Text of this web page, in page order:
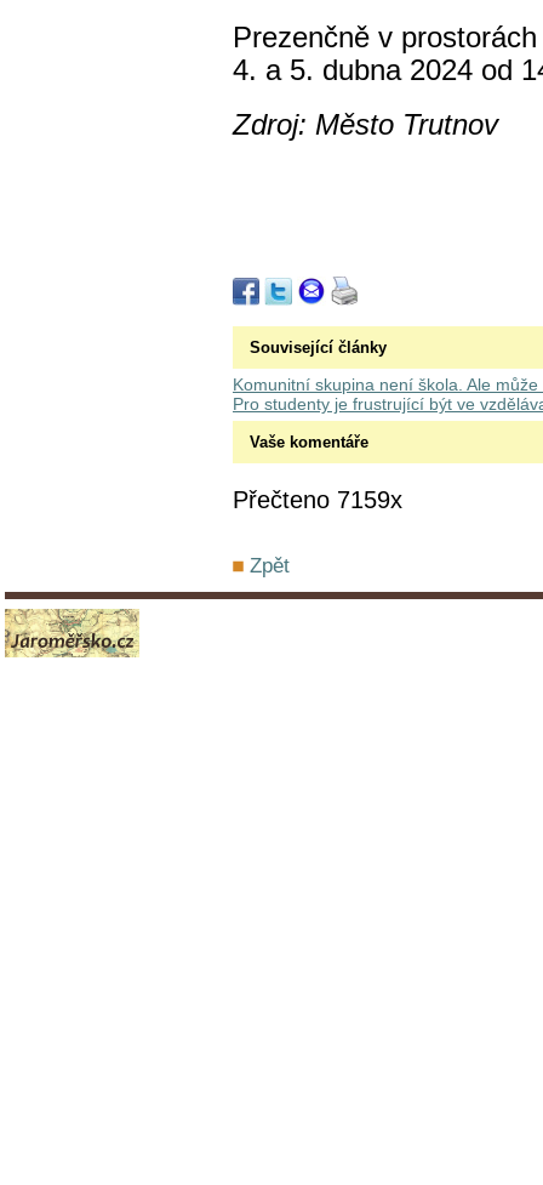
Prezenčně v
4. a 5. dubna 2024 od
Zdroj: Město Trutnov
Související články
Komunitní skupina není škola. Ale
Pro studenty je frustrující být ve
Vaše komentáře
Přečteno 7159x
Zpět